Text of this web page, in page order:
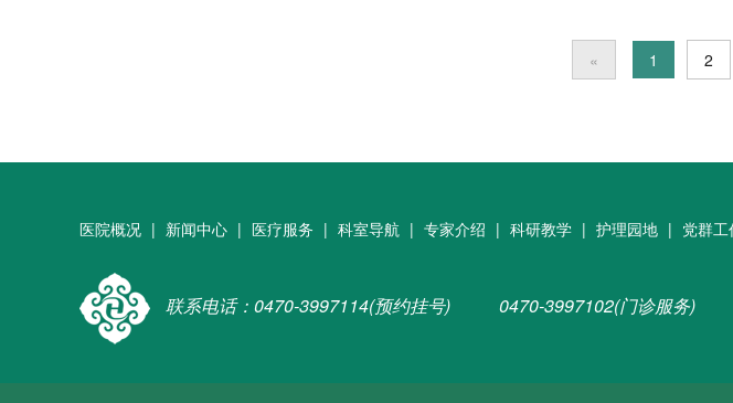
« 1 2
医院概况 | 新闻中心 | 医疗服务 | 科室导航 | 专家介绍 | 科研教学 | 护理园地 | 党群工
联系电话：0470-3997114(预约挂号) 0470-3997102(门诊服务)